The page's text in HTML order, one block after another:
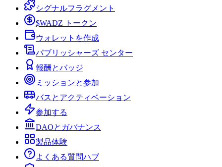
シグナルフラグメント
$WADZ トークン
ウォレットを作成
パブリッシャーズ センター
報酬とバッジ
ミッションと参加
バスとアクティベーション
参加する
DAOとガバナンス
製品体験
よくある質問ハブ